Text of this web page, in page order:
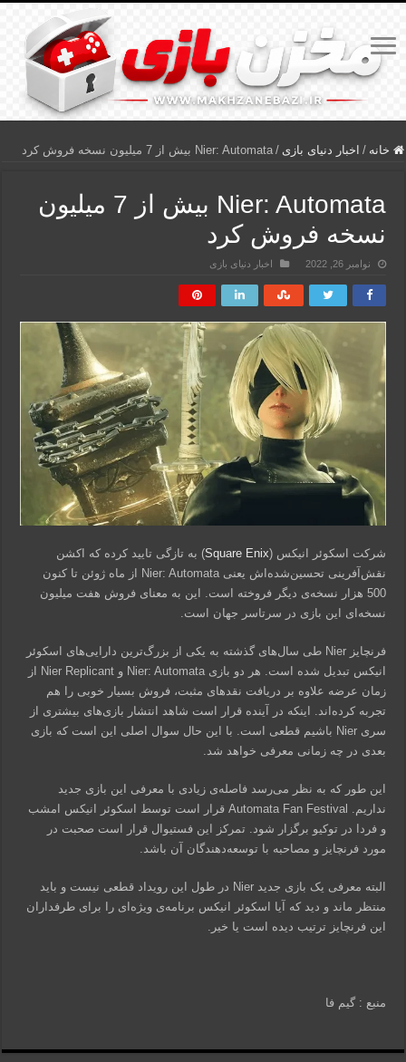
خانه / اخبار دنیای بازی / Nier: Automata بیش از 7 میلیون نسخه فروش کرد
Nier: Automata بیش از 7 میلیون
نسخه فروش کرد
نوامبر 26, 2022 اخبار دنیای بازی
شرکت اسکوئر انیکس (Square Enix) به تازگی تایید کرده که اکشن
نقش‌آفرینی تحسین‌شده‌اش یعنی Nier: Automata از ماه ژوئن تا کنون
500 هزار نسخه‌ی دیگر فروخته است. این به معنای فروش هفت میلیون
نسخه‌ای این بازی در سرتاسر جهان است.
فرنچایز Nier طی سال‌های گذشته به یکی از بزرگ‌ترین دارایی‌های اسکوئر
انیکس تبدیل شده است. هر دو بازی Nier: Automata و Nier Replicant از
زمان عرضه علاوه بر دریافت نقدهای مثبت، فروش بسیار خوبی را هم
تجربه کرده‌اند. اینکه در آینده قرار است شاهد انتشار بازی‌های بیشتری از
سری Nier باشیم قطعی است. با این حال سوال اصلی این است که بازی
بعدی در چه زمانی معرفی خواهد شد.
این طور که به نظر می‌رسد فاصله‌ی زیادی با معرفی این بازی جدید
نداریم. Automata Fan Festival قرار است توسط اسکوئر انیکس امشب
و فردا در توکیو برگزار شود. تمرکز این فستیوال قرار است صحبت در
مورد فرنچایز و مصاحبه با توسعه‌دهندگان آن باشد.
البته معرفی یک بازی جدید Nier در طول این رویداد قطعی نیست و باید
منتظر ماند و دید که آیا اسکوئر انیکس برنامه‌ی ویژه‌ای را برای طرفداران
این فرنچایز ترتیب دیده است یا خیر.
منبع : گیم فا